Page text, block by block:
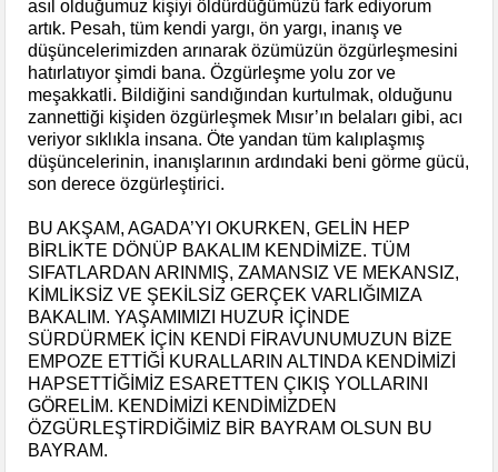
asıl olduğumuz kişiyi öldürdüğümüzü fark ediyorum
artık. Pesah, tüm kendi yargı, ön yargı, inanış ve
düşüncelerimizden arınarak özümüzün özgürleşmesini
hatırlatıyor şimdi bana. Özgürleşme yolu zor ve
meşakkatli. Bildiğini sandığından kurtulmak, olduğunu
zannettiği kişiden özgürleşmek Mısır’ın belaları gibi, acı
veriyor sıklıkla insana. Öte yandan tüm kalıplaşmış
düşüncelerinin, inanışlarının ardındaki beni görme gücü,
son derece özgürleştirici.
BU AKŞAM, AGADA’YI OKURKEN, GELİN HEP
BİRLİKTE DÖNÜP BAKALIM KENDİMİZE. TÜM
SIFATLARDAN ARINMIŞ, ZAMANSIZ VE MEKANSIZ,
KİMLİKSİZ VE ŞEKİLSİZ GERÇEK VARLIĞIMIZA
BAKALIM. YAŞAMIMIZI HUZUR İÇİNDE
SÜRDÜRMEK İÇİN KENDİ FİRAVUNUMUZUN BİZE
EMPOZE ETTİĞİ KURALLARIN ALTINDA KENDİMİZİ
HAPSETTİĞİMİZ ESARETTEN ÇIKIŞ YOLLARINI
GÖRELİM. KENDİMİZİ KENDİMİZDEN
ÖZGÜRLEŞTİRDİĞİMİZ BİR BAYRAM OLSUN BU
BAYRAM.